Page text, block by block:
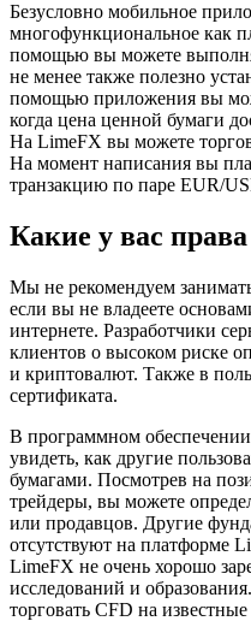
Безусловно мобильное
многофункциональное как
помощью вы можете
не менее также полезно
помощью приложения вы
когда цена ценной бумаги
На LimeFX вы можете
На момент написания вы
транзакцию по паре EUR/
Какие у вас
Мы не рекомендуем
если вы не владеете
интернете. Разработчики
клиентов о высоком риске
и криптовалют. Также в
сертификата.
В программном
увидеть, как другие
бумагами. Посмотрев на
трейдеры, вы можете
или продавцов. Другие
отсутствуют на платформе
LimeFX не очень хорошо
исследований и
торговать CFD на